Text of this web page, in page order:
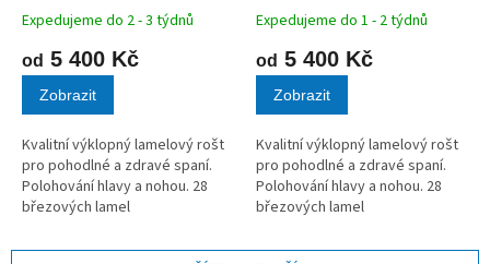
Expedujeme do 2 - 3 týdnů
od 5 400 Kč
Zobrazit
Kvalitní výklopný lamelový rošt
pro pohodlné a zdravé spaní.
Polohování hlavy a nohou. 28
březových lamel
pouzdrech.
Expedujeme do 1 - 2 týdnů
od 5 400 Kč
Zobrazit
Kvalitní výklopný lamelový rošt
pro pohodlné a zdravé spaní.
Polohování hlavy a nohou. 28
březových lamel
pouzdrech.